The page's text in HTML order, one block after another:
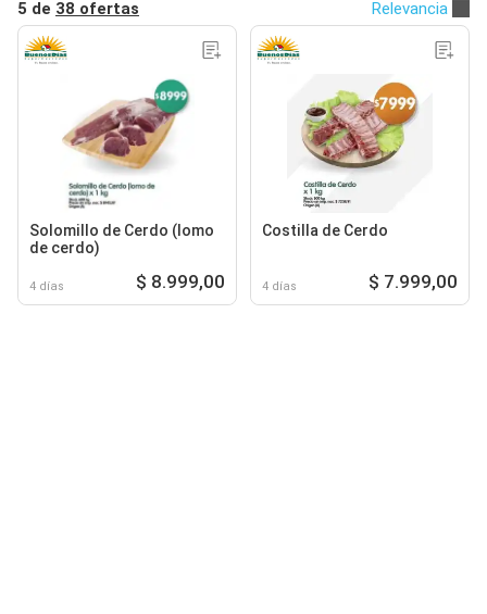
5 de 38 ofertas Relevancia
Solomillo de Cerdo (lomo
de cerdo)
4 días $ 8.999,00
Costilla de Cerdo
4 días $ 7.999,00